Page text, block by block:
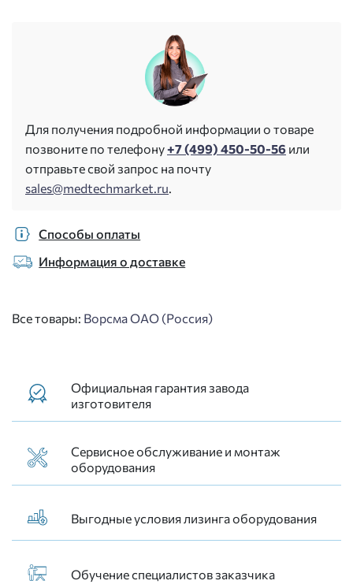
Для получения подробной информации о товаре
позвоните по телефону+7 (499) 450-50-56 или
отправьте свой запрос на почту
sales@medtechmarket.ru.
Способы оплаты
Информация о доставке
Все товары: Ворсма ОАО (Россия)
Официальная гарантия завода
изготовителя
Сервисное обслуживание и монтаж
оборудования
Выгодные условия лизинга оборудования
Обучение специалистов заказчика